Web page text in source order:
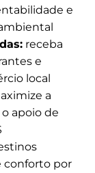
e
receba
e
local
a
apoio de
conforto por